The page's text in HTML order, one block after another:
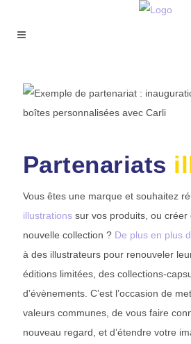
Partenariats
Vous êtes une marque et souhaitez
illustrationssur vos produits, ou créer
nouvelle collection ? De plus en plus
à des illustrateurs pour renouveler
éditions limitées, des collections-
d’évènements. C’est l’occasion de
valeurs communes, de vous faire
nouveau regard, et d’étendre votre